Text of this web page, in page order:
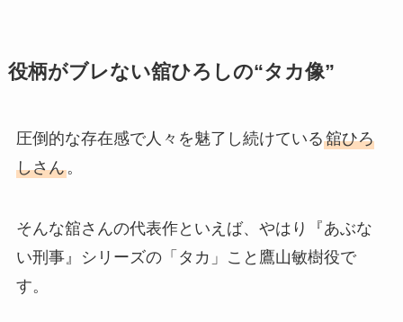
役柄がブレない舘ひろしの“タカ像”
圧倒的な存在感で人々を魅了し続けている舘ひろ
しさん。
そんな舘さんの代表作といえば、やはり『あぶな
い刑事』シリーズの「タカ」こと鷹山敏樹役で
す。